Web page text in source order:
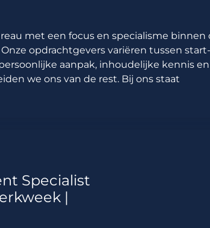
met een focus en specialisme binnen
opdrachtgevers variëren tussen
aanpak, inhoudelijke kennis en
we ons van de rest. Bij ons staat
Specialist
|